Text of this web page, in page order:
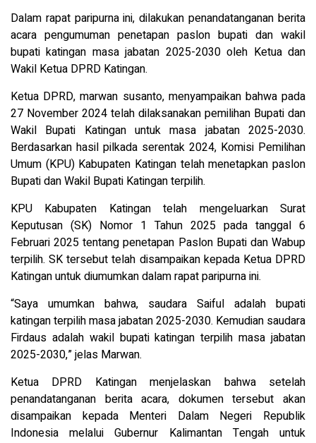
Dalam rapat paripurna ini, dilakukan penandatanganan berita
acara pengumuman penetapan paslon bupati dan wakil
bupati katingan masa jabatan 2025-2030 oleh Ketua dan
Wakil Ketua DPRD Katingan.
Ketua DPRD, marwan susanto, menyampaikan bahwa pada
27 November 2024 telah dilaksanakan pemilihan Bupati dan
Wakil Bupati Katingan untuk masa jabatan 2025-2030.
Berdasarkan hasil pilkada serentak 2024, Komisi Pemilihan
Umum (KPU) Kabupaten Katingan telah menetapkan paslon
Bupati dan Wakil Bupati Katingan terpilih.
KPU Kabupaten Katingan telah mengeluarkan Surat
Keputusan (SK) Nomor 1 Tahun 2025 pada tanggal 6
Februari 2025 tentang penetapan Paslon Bupati dan Wabup
terpilih. SK tersebut telah disampaikan kepada Ketua DPRD
Katingan untuk diumumkan dalam rapat paripurna ini.
“Saya umumkan bahwa, saudara Saiful adalah bupati
katingan terpilih masa jabatan 2025-2030. Kemudian saudara
Firdaus adalah wakil bupati katingan terpilih masa jabatan
2025-2030,” jelas Marwan.
Ketua DPRD Katingan menjelaskan bahwa setelah
penandatanganan berita acara, dokumen tersebut akan
disampaikan kepada Menteri Dalam Negeri Republik
Indonesia melalui Gubernur Kalimantan Tengah untuk